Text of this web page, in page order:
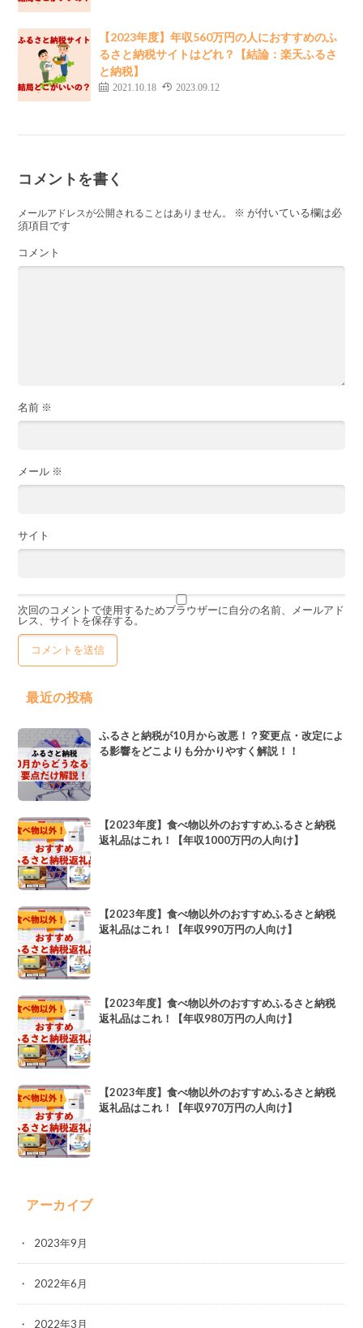
【2023年度】年収560万円の人におすすめのふ
るさと納税サイトはどれ？【結論：楽天ふるさ
と納税】
2021.10.18 2023.09.12
コメントを書く
メールアドレスが公開されることはありません。 ※ が付いている欄は必
須項目です
コメント
名前 ※
メール ※
サイト
次回のコメントで使用するためブラウザーに自分の名前、メールアド
レス、サイトを保存する。
最近の投稿
ふるさと納税が10月から改悪！？変更点・改定によ
る影響をどこよりも分かりやすく解説！！
【2023年度】食べ物以外のおすすめふるさと納税
返礼品はこれ！【年収1000万円の人向け】
【2023年度】食べ物以外のおすすめふるさと納税
返礼品はこれ！【年収990万円の人向け】
【2023年度】食べ物以外のおすすめふるさと納税
返礼品はこれ！【年収980万円の人向け】
【2023年度】食べ物以外のおすすめふるさと納税
返礼品はこれ！【年収970万円の人向け】
アーカイブ
2023年9月
2022年6月
2022年3月